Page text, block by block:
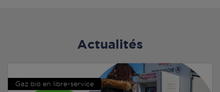
Actualités
Gaz bio en libre-service